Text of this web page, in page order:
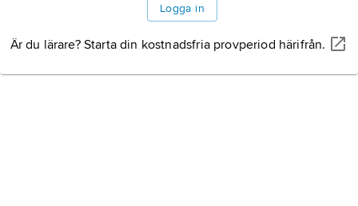
Logga in
Är du lärare? Starta din kostnadsfria provperiod härifrån.